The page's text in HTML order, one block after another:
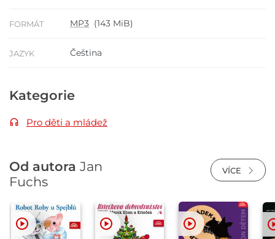
FORMÁT MP3 (143 MiB)
JAZYK Čeština
Kategorie
Pro děti a mládež
Od autora Jan
Fuchs
VÍCE